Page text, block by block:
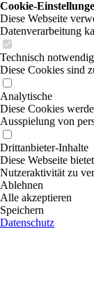
Cookie-
Diese Webseite
Datenverarbeitung
Technisch
Diese Cookies sind
Analytische
Diese Cookies
Ausspielung von
Drittanbieter-Inhalte
Diese Webseite
Nutzeraktivität zu
Ablehnen
Alle akzeptieren
Speichern
Datenschutz